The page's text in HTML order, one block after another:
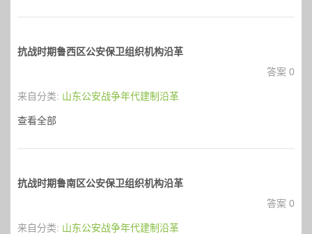
抗战时期鲁西区公安保卫组织机构沿革
答案 0
来自分类: 山东公安战争年代建制沿革
查看全部
抗战时期鲁南区公安保卫组织机构沿革
答案 0
来自分类: 山东公安战争年代建制沿革